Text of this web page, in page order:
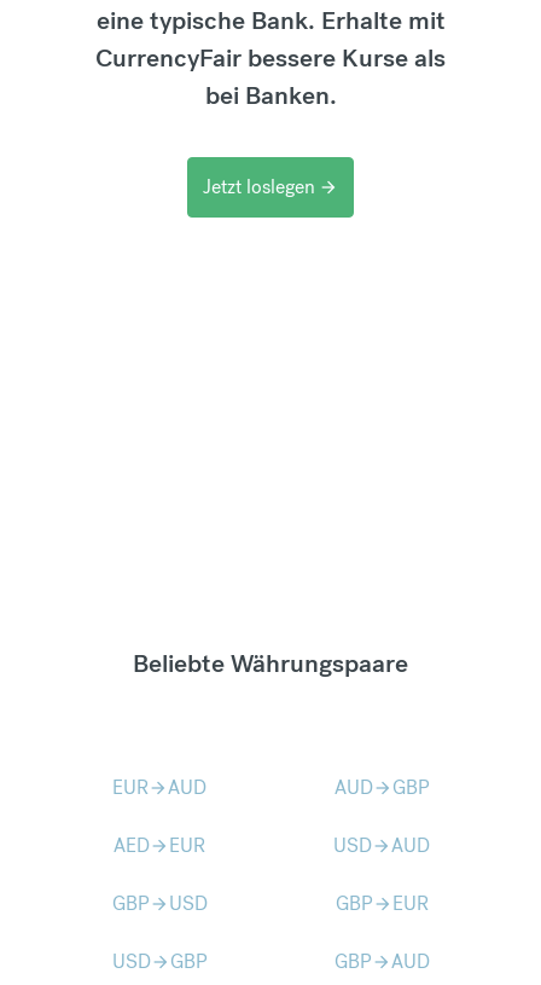
eine typische Bank. Erhalte mit
CurrencyFair bessere Kurse als
bei Banken.
Jetzt loslegen arrow_forward
Beliebte Währungspaare
EURarrow_forwardAUD AUDarrow_forward GBP
AEDarrow_forward EUR USDarrow_forwardAUD
GBParrow_forward USD GBParrow_forward EUR
USDarrow_forward GBP GBParrow_forwardAUD